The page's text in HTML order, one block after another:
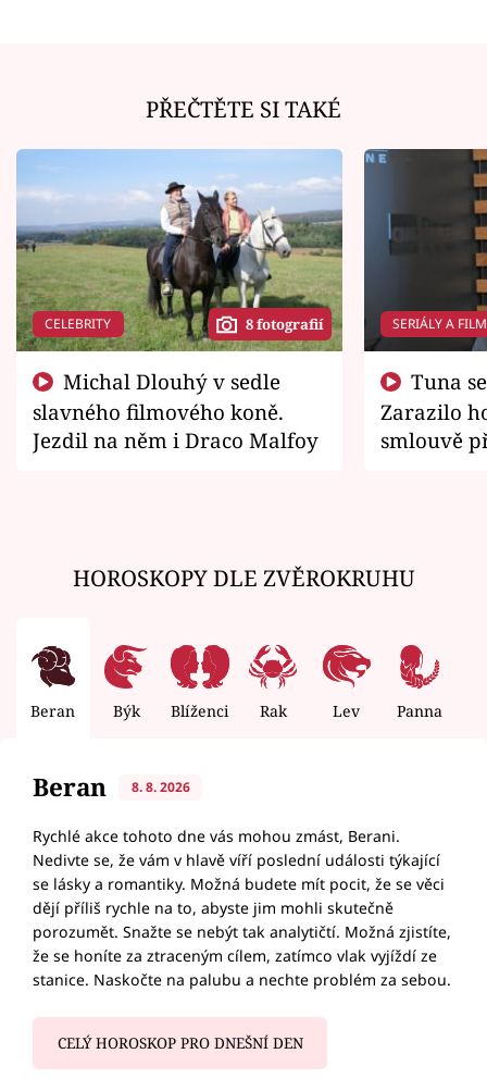
PŘEČTĚTE SI TAKÉ
CELEBRITY 8 fotografií
slavného filmového koně.
Jezdil na něm i Draco Malfoy
SERIÁLY A
Zarazilo
smlouvě
HOROSKOPY DLE ZVĚROKRUHU
Beran Býk Blíženci Rak Lev Panna
Beran 8. 8. 2026
Rychlé akce tohoto dne vás mohou zmást, Berani.
Nedivte se, že vám v hlavě víří poslední události týkající
se lásky a romantiky. Možná budete mít pocit, že se věci
dějí příliš rychle na to, abyste jim mohli skutečně
porozumět. Snažte se nebýt tak analytičtí. Možná zjistíte,
že se honíte za ztraceným cílem, zatímco vlak vyjíždí ze
stanice. Naskočte na palubu a nechte problém za sebou.
CELÝ HOROSKOP PRO DNEŠNÍ DEN